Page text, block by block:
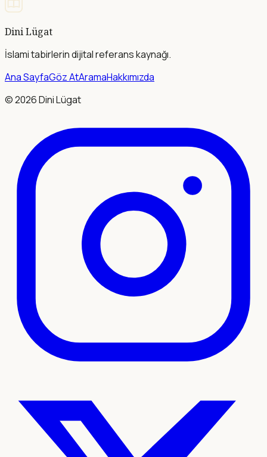
Dini Lügat
İslami tabirlerin dijital referans kaynağı.
Ana SayfaGöz AtAramaHakkımızda
©2026Dini Lügat